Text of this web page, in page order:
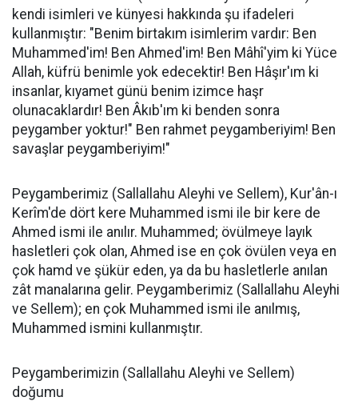
kendi isimleri ve künyesi hakkında şu ifadeleri
kullanmıştır: "Benim birtakım isimlerim vardır: Ben
Muhammed'im! Ben Ahmed'im! Ben Mâhî'yim ki Yüce
Allah, küfrü benimle yok edecektir! Ben Hâşır'ım ki
insanlar, kıyamet günü benim izimce haşr
olunacaklardır! Ben Âkıb'ım ki benden sonra
peygamber yoktur!" Ben rahmet peygamberiyim! Ben
savaşlar peygamberiyim!"
Peygamberimiz (Sallallahu Aleyhi ve Sellem), Kur'ân-ı
Kerîm'de dört kere Muhammed ismi ile bir kere de
Ahmed ismi ile anılır. Muhammed; övülmeye layık
hasletleri çok olan, Ahmed ise en çok övülen veya en
çok hamd ve şükür eden, ya da bu hasletlerle anılan
zât manalarına gelir. Peygamberimiz (Sallallahu Aleyhi
ve Sellem); en çok Muhammed ismi ile anılmış,
Muhammed ismini kullanmıştır.
Peygamberimizin (Sallallahu Aleyhi ve Sellem)
doğumu